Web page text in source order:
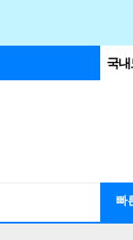
국내
빠